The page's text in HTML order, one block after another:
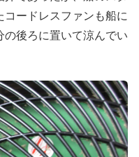
ードレスファンも船に
後ろに置いて涼んでい